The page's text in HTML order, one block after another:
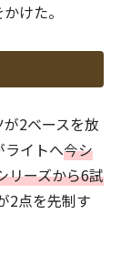
けた。
2ベースを放
ライトへ今シ
リーズから6試
2点を先制す